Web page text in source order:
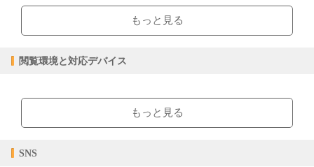
ファイルサイズ 5.80MB
もっと見る
閲覧環境と対応デバイス
ブラウザビューア・PC版ConTenDoビューア・モバイルビューア
【対応デバイス】
もっと見る
SNS